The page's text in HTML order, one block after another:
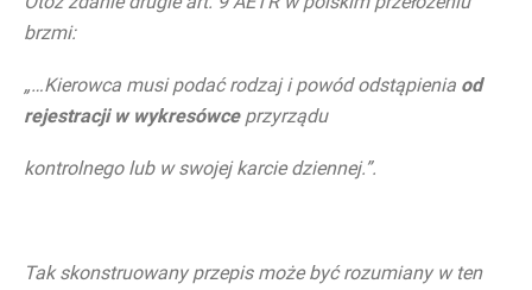
brzmi:
„…Kierowca musi podać rodzaj i powód odstąpienia od
rejestracji w wykresówce przyrządu
kontrolnego lub w swojej karcie dziennej.”.
Tak skonstruowany przepis może być rozumiany w ten